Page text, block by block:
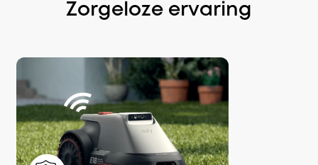
Zorgeloze ervaring